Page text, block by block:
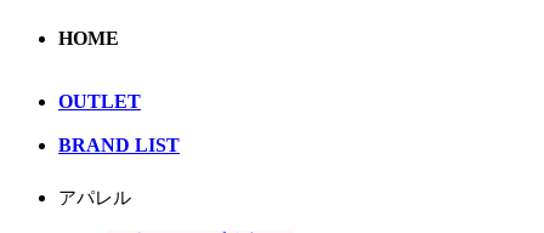
HOME
OUTLET
BRAND LIST
アパレル